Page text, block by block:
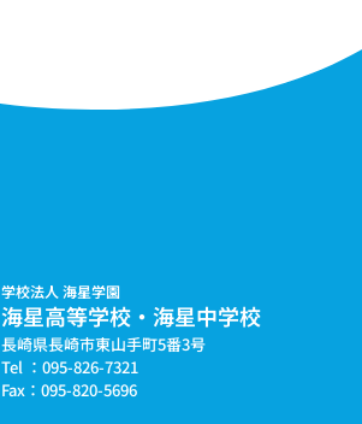
学校法人 海星学園
海星高等学校・海星中学校
長崎県長崎市東山手町5番3号
Tel ：095-826-7321
Fax：095-820-5696